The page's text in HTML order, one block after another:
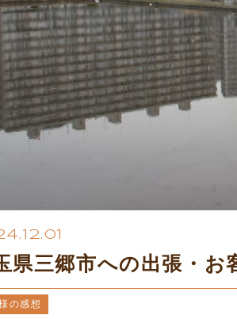
県三郷市への出張・お
の感想